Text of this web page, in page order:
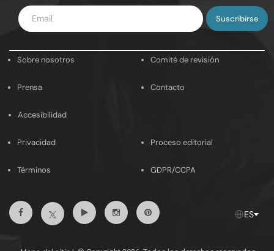
Introduce
tu
Sobre nosotros Comité de revisión
Prensa Contacto
Accesibilidad
Privacidad Proceso editorial
Términos GDPR/CCPA
FacebookTwitterYoutubeInstagramPinterest ES